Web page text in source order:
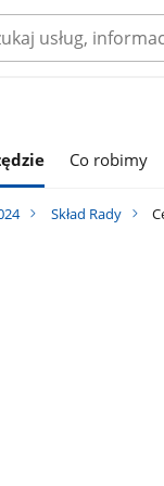
Co robimy
Skład Rady